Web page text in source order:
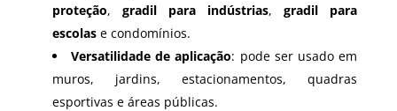
proteção, gradil para indústrias,gradil para
escolase condomínios.
Versatilidade de aplicação: pode ser usado em
muros, jardins, estacionamentos, quadras
esportivas e áreas públicas.